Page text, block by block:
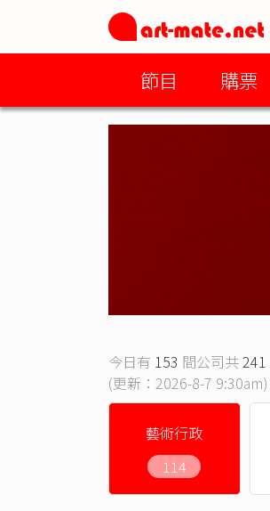
節目 購票
今日有 153 間公司共241
(更新：2026-8-7 9:30am)
藝術行政
114